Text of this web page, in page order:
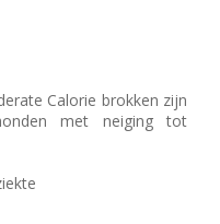
Calorie brokken zijn
met neiging tot